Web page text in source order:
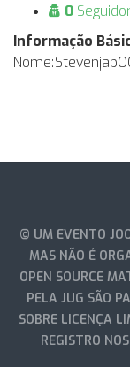
0
Informação
Nome:
© UM EVENTO
MAS NÃO É
OPEN SOURCE
PELA JUG SÃO
SOBRE LICENÇA
REGISTRO